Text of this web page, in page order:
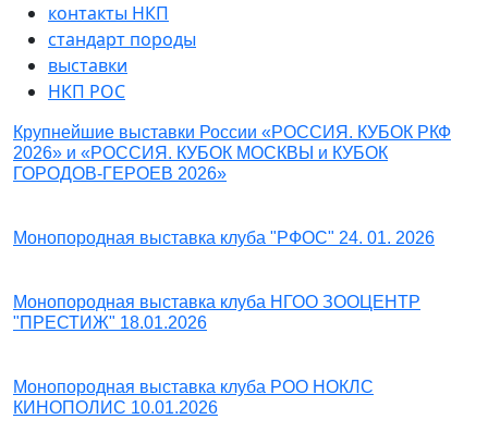
контакты НКП
стандарт породы
выставки
НКП РОС
Крупнейшие выставки России «РОССИЯ. КУБОК РКФ
2026» и «РОССИЯ. КУБОК МОСКВЫ и КУБОК
ГОРОДОВ-ГЕРОЕВ 2026»
Монопородная выставка клуба "РФОС" 24. 01. 2026
Монопородная выставка клуба НГОО ЗООЦЕНТР
"ПРЕСТИЖ" 18.01.2026
Монопородная выставка клуба РОО НОКЛС
КИНОПОЛИС 10.01.2026